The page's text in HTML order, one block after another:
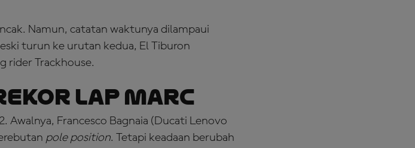
Namun, catatan waktunya dilampaui
turun ke urutan kedua, El Tiburon
rider Trackhouse.
Lap Marc
Awalnya, Francesco Bagnaia (Ducati Lenovo
pole position. Tetapi keadaan berubah